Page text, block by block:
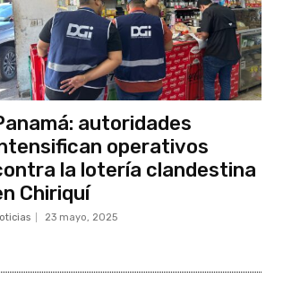
autoridades
operativos
la lotería clandestina
Chiriquí
23 mayo, 2025